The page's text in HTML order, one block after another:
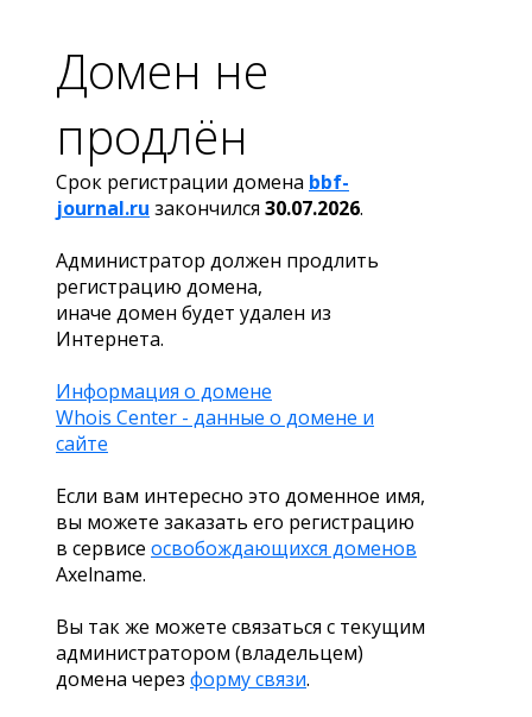
Домен не
продлён
Срок регистрации домена bbf-
journal.ru закончился 30.07.2026.
Администратор должен продлить
регистрацию домена,
иначе домен будет удален из
Интернета.
Информация о домене
Whois Center - данные о домене и
сайте
Если вам интересно это доменное имя,
вы можете заказать его регистрацию
в сервисе освобождающихся доменов
Axelname.
Вы так же можете связаться с текущим
администратором (владельцем)
домена через форму связи.